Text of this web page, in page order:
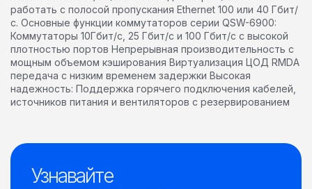
работать с полосой пропускания Ethernet 100 или 40 Гбит/
с. Основные функции коммутаторов серии QSW-6900:
Коммутаторы 10Гбит/с, 25 Гбит/с и 100 Гбит/с с высокой
плотностью портов Непрерывная производительность с
мощным объемом кэширования Виртуализация ЦОД RMDA
передача с низким временем задержки Высокая
надежность: Поддержка горячего подключения кабелей,
источников питания и вентиляторов с резервированием
Узнавайте